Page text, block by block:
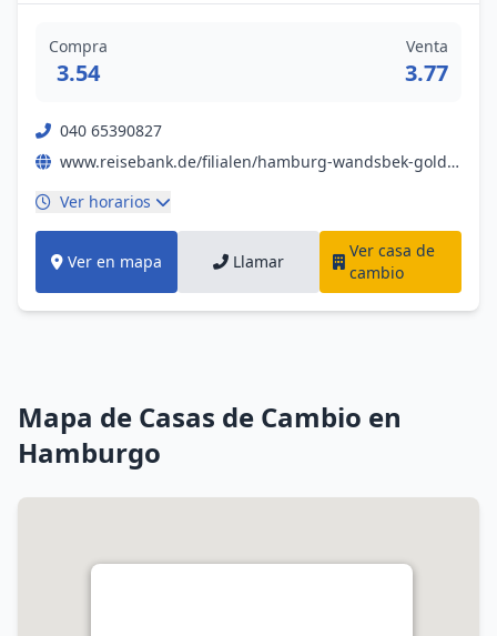
Compra
3.54
Venta
3.77
040 65390827
www.reisebank.de/filialen/hamburg-wandsbek-gold-kaufen-und-geld-wechseln
Ver horarios
Ver en mapa Llamar
Ver casa de
cambio
Mapa de Casas de Cambio en
Hamburgo